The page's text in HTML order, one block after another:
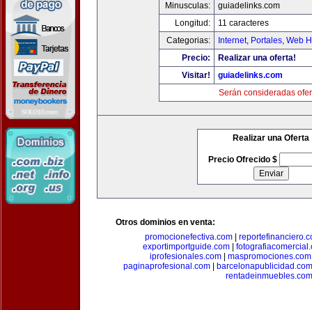
Minusculas:
guiadelinks.com
Longitud:
11 caracteres
Categorias:
Internet, Portales, Web
Precio:
Realizar una oferta!
Visitar!
guiadelinks.com
Serán consideradas
Realizar una Oferta
Precio Ofrecido $
Otros dominios en venta:
promocionefectiva.com
exportimportguide.com
iprofesionales.com
maspromociones.com
paginaprofesional.com|
barcelonapublicidad.com
rentadeinmuebles.com